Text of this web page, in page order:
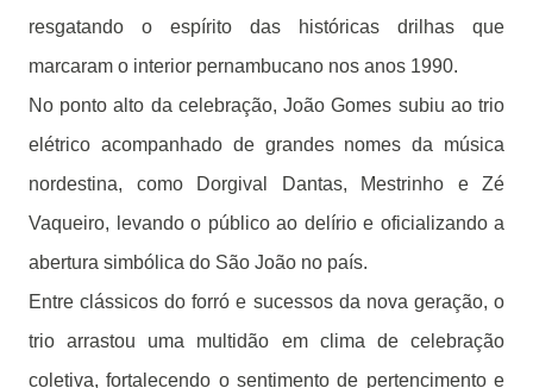
resgatando o espírito das históricas drilhas que
marcaram o interior pernambucano nos anos 1990.
No ponto alto da celebração, João Gomes subiu ao trio
elétrico acompanhado de grandes nomes da música
nordestina, como Dorgival Dantas, Mestrinho e Zé
Vaqueiro, levando o público ao delírio e oficializando a
abertura simbólica do São João no país.
Entre clássicos do forró e sucessos da nova geração, o
trio arrastou uma multidão em clima de celebração
coletiva, fortalecendo o sentimento de pertencimento e